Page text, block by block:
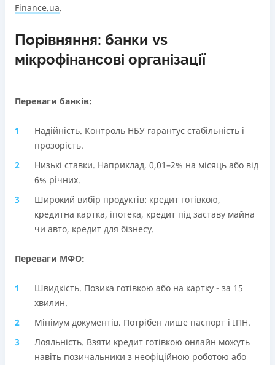
Finance.ua.
Порівняння: банки vs
мікрофінансові організації
Переваги банків:
Надійність. Контроль НБУ гарантує стабільність і
прозорість.
Низькі ставки. Наприклад, 0,01–2% на місяць або від
6% річних.
Широкий вибір продуктів: кредит готівкою,
кредитна картка, іпотека, кредит під заставу майна
чи авто, кредит для бізнесу.
Переваги МФО:
Швидкість. Позика готівкою або на картку - за 15
хвилин.
Мінімум документів. Потрібен лише паспорт і ІПН.
Лояльність. Взяти кредит готівкою онлайн можуть
навіть позичальники з неофіційною роботою або